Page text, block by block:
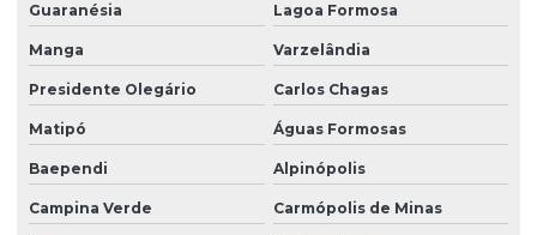
Guaranésia Lagoa Formosa
Manga Varzelândia
Presidente Olegário Carlos Chagas
Matipó Águas Formosas
Baependi Alpinópolis
Campina Verde Carmópolis de Minas